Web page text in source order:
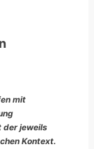
mit
der jeweils
Kontext.